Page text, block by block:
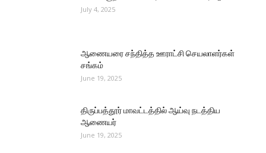
July 4, 2025
ஆணையரை சந்தித்த ஊராட்சி செயலாளர்கள்
சங்கம்
June 19, 2025
திருப்பத்தூர் மாவட்டத்தில் ஆய்வு நடத்திய
ஆணையர்
June 19, 2025